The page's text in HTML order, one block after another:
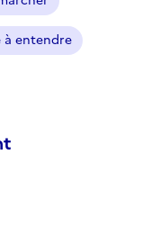
entendre